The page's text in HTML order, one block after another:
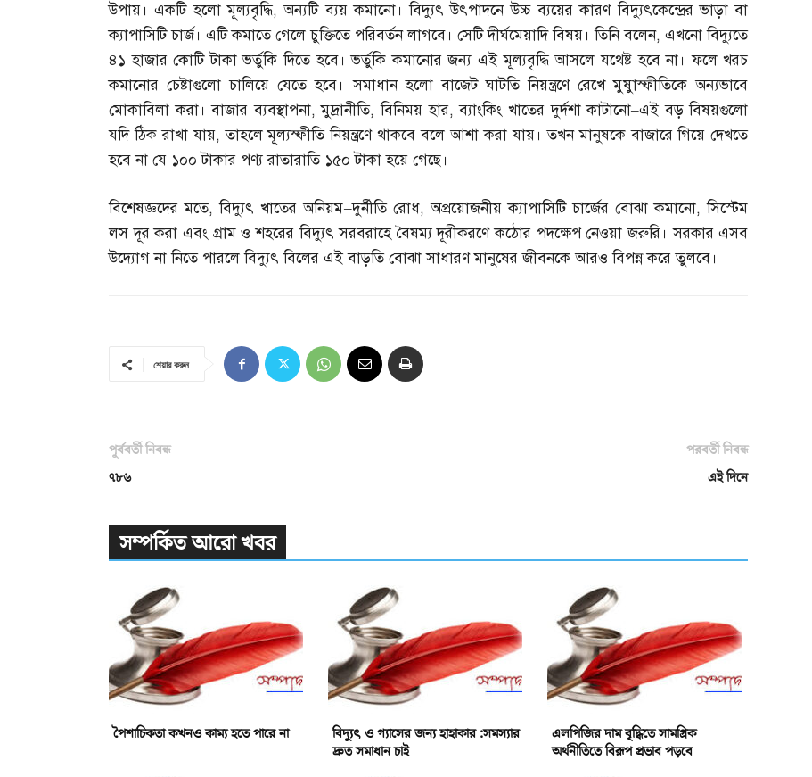
উপায়। একটি হলো মূল্যবৃদ্ধি,অন্যটি ব্যয় কমানো। বিদ্যুৎ উৎপাদনে উচ্চ ব্যয়ের কারণ বিদ্যুৎকেন্দ্রের ভাড়া বা
ক্যাপাসিটি চার্জ। এটি কমাতে গেলে চুক্তিতে পরিবর্তন লাগবে। সেটি দীর্ঘমেয়াদি বিষয়। তিনি বলেন,এখনো বিদ্যুতে
৪১ হাজার কোটি টাকা ভর্তুকি দিতে হবে। ভর্তুকি কমানোর জন্য এই মূল্যবৃদ্ধি আসলে যথেষ্ট হবে না। ফলে খরচ
কমানোর চেষ্টাগুলো চালিয়ে যেতে হবে। সমাধান হলো বাজেট ঘাটতি নিয়ন্ত্রণে রেখে মুষুাস্ফীতিকে অন্যভাবে
মোকাবিলা করা। বাজার ব্যবস্থাপনা,মুদ্রানীতি,বিনিময় হার,ব্যাংকিং খাতের দুর্দশা কাটানো–এই বড় বিষয়গুলো
যদি ঠিক রাখা যায়,তাহলে মূল্যস্ফীতি নিয়ন্ত্রণে থাকবে বলে আশা করা যায়। তখন মানুষকে বাজারে গিয়ে দেখতে
হবে না যে ১০০ টাকার পণ্য রাতারাতি ১৫০ টাকা হয়ে গেছে।
বিশেষজ্ঞদের মতে,বিদ্যুৎ খাতের অনিয়ম–দুর্নীতি রোধ,অপ্রয়োজনীয় ক্যাপাসিটি চার্জের বোঝা কমানো,সিস্টেম
লস দূর করা এবং গ্রাম ও শহরের বিদ্যুৎ সরবরাহে বৈষম্য দূরীকরণে কঠোর পদক্ষেপ নেওয়া জরুরি। সরকার এসব
উদ্যোগ না নিতে পারলে বিদ্যুৎ বিলের এই বাড়তি বোঝা সাধারণ মানুষের জীবনকে আরও বিপন্ন করে তুলবে।
শেয়ার করুন
পূর্ববর্তী নিবন্ধ
৭৮৬
পরবর্তী নিবন্ধ
এই দিনে
সম্পর্কিত আরো খবর
পৈশাচিকতা কখনও কাম্য হতে পারে না
বিদ্যুৎ ও গ্যাসের জন্য হাহাকার :সমস্যার
দ্রুত সমাধান চাই
এলপিজির দাম বৃদ্ধিতে সামগ্রিক
অর্থনীতিতে বিরূপ প্রভাব পড়বে